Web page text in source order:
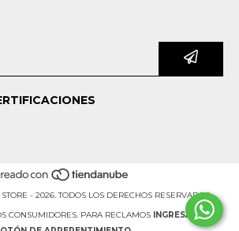
- 2026. TODOS LOS DERECHOS RESERVADOS.
CONSUMIDORES. PARA RECLAMOS
INGRESÁ ACÁ.